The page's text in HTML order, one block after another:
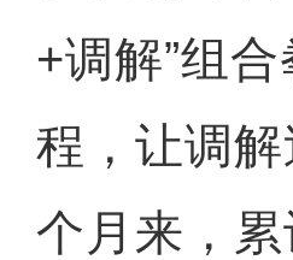
+调解”组
程，让调
个月来，